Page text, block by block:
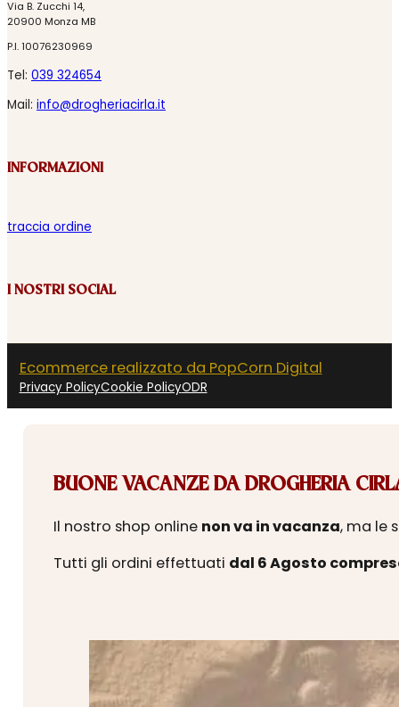
Via B. Zucchi 14,
20900 Monza MB
P.I. 10076230969
Tel: 039 324654
Mail: info@drogheriacirla.it
INFORMAZIONI
traccia ordine
I NOSTRI SOCIAL
Ecommerce realizzato da PopCorn Digital
Privacy PolicyCookie PolicyODR
BUONE VACANZE DA DROGHERIA
Il nostro shop online non va in vacanza, ma le
Tutti gli ordini effettuati dal 6 Agosto